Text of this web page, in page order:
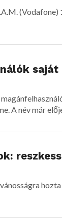
saját
A név már